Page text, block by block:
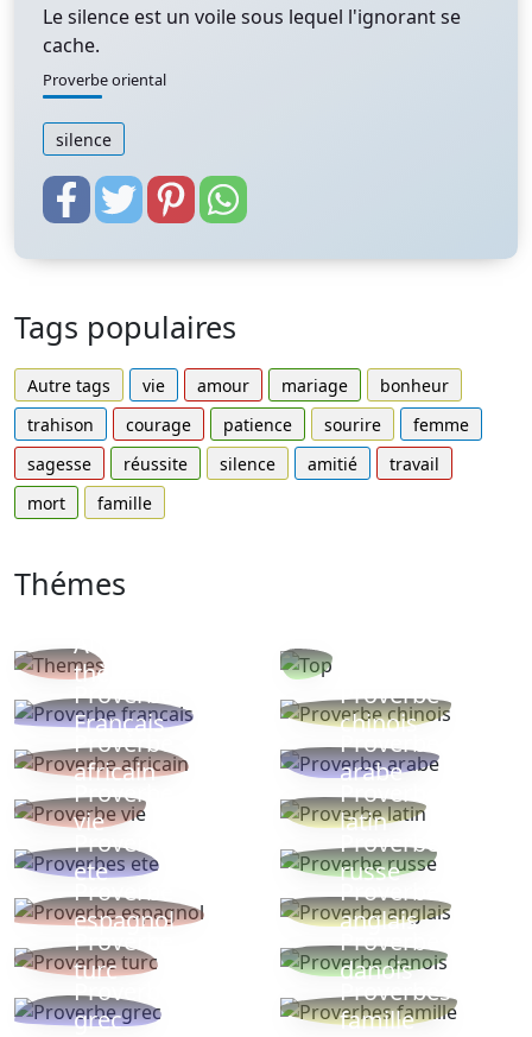
Le silence est un voile sous lequel l'ignorant se
cache.
Proverbe oriental
silence
Tags populaires
Autre tags vie amour mariage
bonheur
trahison
courage patience sourire
femme
sagesse
réussite silence amitié
travail
mort
famille
Thémes
Autres
thèmes
Proverbe
Français
Proverbe
chinois
Proverbe
africain
Proverbe
arabe
Proverbe
vie
Proverbe
latin
Proverbes
ete
Proverbe
russe
Proverbe
espagnol
Proverbe
anglais
Proverbe
turc
Proverbe
danois
Proverbe
grec
Proverbes
famille